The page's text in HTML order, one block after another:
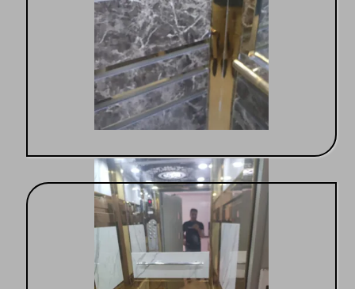
آسانسور مسافربر